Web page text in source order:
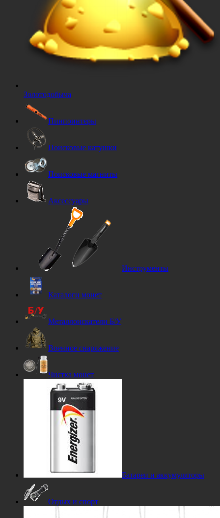
Золотодобыча
Пинпоинтеры
Поисковые катушки
Поисковые магниты
Аксессуары
Инструменты
Каталоги монет
Металлоискатели Б/У
Военное снаряжение
Чистка монет
Батареи и аккумуляторы
Отдых и спорт